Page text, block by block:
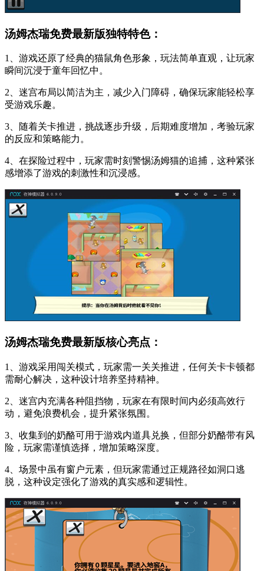
汤姆杰瑞免费最新版独特特色：
1、游戏还原了经典的猫鼠角色形象，玩法简单直观，让玩家
瞬间沉浸于童年回忆中。
2、迷宫布局以简洁为主，减少入门障碍，确保玩家能轻松享
受游戏乐趣。
3、随着关卡推进，挑战逐步升级，后期难度增加，考验玩家
的反应和策略能力。
4、在探险过程中，玩家需时刻警惕汤姆猫的追捕，这种紧张
感增添了游戏的刺激性和沉浸感。
汤姆杰瑞免费最新版核心亮点：
1、游戏采用闯关模式，玩家需一关关推进，任何关卡卡顿都
需耐心解决，这种设计培养坚持精神。
2、迷宫内充满各种阻挡物，玩家在有限时间内必须高效行
动，避免浪费机会，提升紧张氛围。
3、收集到的奶酪可用于游戏内道具兑换，但部分奶酪带有风
险，玩家需谨慎选择，增加策略深度。
4、场景中虽有窗户元素，但玩家需通过正规路径如洞口逃
脱，这种设定强化了游戏的真实感和逻辑性。